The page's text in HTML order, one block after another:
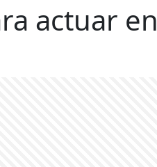
actuar en